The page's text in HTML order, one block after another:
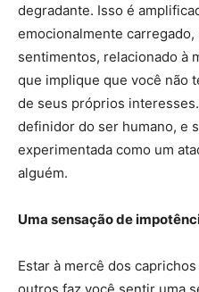
degradante. Isso é
emocionalmente
sentimentos, relacionado à
que implique que você não
de seus próprios
definidor do ser humano, e
experimentada como um
alguém.
Uma sensação de
Estar à mercê dos